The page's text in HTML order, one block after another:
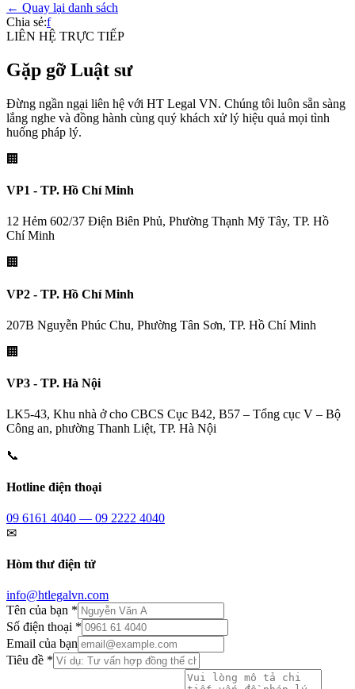
← Quay lại danh sách
Chia sẻ:f
LIÊN HỆ TRỰC TIẾP
Gặp gỡ Luật sư
Đừng ngần ngại liên hệ với HT Legal VN. Chúng tôi luôn sẵn sàng
lắng nghe và đồng hành cùng quý khách xử lý hiệu quả mọi tình
huống pháp lý.
🏢
VP1 - TP. Hồ Chí Minh
12 Hẻm 602/37 Điện Biên Phủ, Phường Thạnh Mỹ Tây, TP. Hồ
Chí Minh
🏢
VP2 - TP. Hồ Chí Minh
207B Nguyễn Phúc Chu, Phường Tân Sơn, TP. Hồ Chí Minh
🏢
VP3 - TP. Hà Nội
LK5-43, Khu nhà ở cho CBCS Cục B42, B57 – Tổng cục V – Bộ
Công an, phường Thanh Liệt, TP. Hà Nội
📞
Hotline điện thoại
09 6161 4040 — 09 2222 4040
✉
Hòm thư điện tử
info@htlegalvn.com
Tên của bạn *
Số điện thoại *
Email của bạn
Tiêu đề *